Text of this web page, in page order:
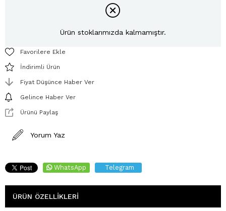
Ürün stoklarımızda kalmamıştır.
Favorilere Ekle
İndirimli Ürün
Fiyat Düşünce Haber Ver
Gelince Haber Ver
Ürünü Paylaş
Yorum Yaz
WhatsApp Telegram
ÜRÜN ÖZELLIKLERI